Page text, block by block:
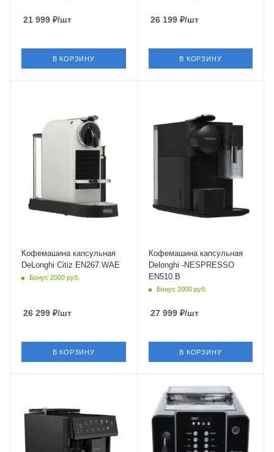
21 999 ₽/шт
В КОРЗИНУ
26 199₽/шт
В КОРЗИНУ
Мощность
1710 Вт
37.2 см
Кофемашина капсульная
DeLonghi Citiz EN267.WAE
Бонус 2000 руб.
26 299 ₽/шт
В КОРЗИНУ
Мощность
Кофемашина капсульная
Delonghi -NESPRESSO
EN510.B
Бонус 2000 руб.
27 999₽/шт
В КОРЗИНУ
Материал корпуса
пластик, металл
Мощность
1350 Вт
Длина сетевого шнура